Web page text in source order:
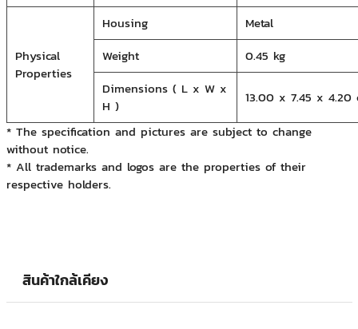
Physical
Properties
Housing
Metal
Weight
0.45 kg
Dimensions ( L x W x
H )
13.00 x 7.45 x 4.20
* The specification and pictures are subject to change
without notice.
* All trademarks and logos are the properties of their
respective holders.
สินค้าใกล้เคียง